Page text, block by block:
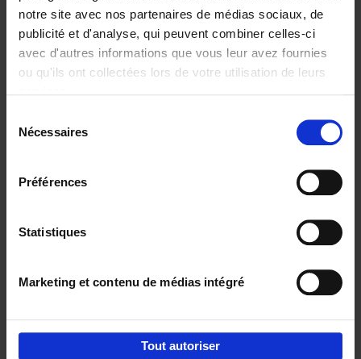
notre site avec nos partenaires de médias sociaux, de
publicité et d'analyse, qui peuvent combiner celles-ci
avec d'autres informations que vous leur avez fournies
ou qu'ils ont collectées lors de votre utilisation de leurs
Nécessaires
Préférences
Statistiques
Marketing et contenu de médias intégré
Tout autoriser
€37,50
Building Bonds = Building